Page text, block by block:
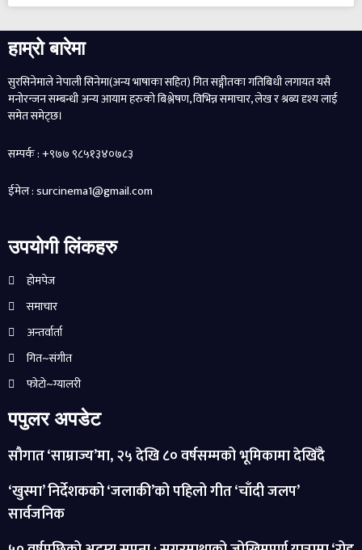
हाम्रो बारेमा
सुरसिनेमाले नेपाली सिनेमा(अन्य भाषाका सहित) गित सङ्गीतका गतिबिधी लगायत यसै
मनोरन्जन सम्बन्धी अन्य आयाम हरुको बिश्लेषण, विभिन्न समाचार, लेख र श्रब्य दृश्य लाई
समेत समेट्छ।
सम्पर्क : +९७७ ९८५१३४०७८३
ईमेल : surcinema1@gmail.com
उपयोगी लिंकहरु
होमपेज
समाचार
अन्तर्वार्ता
गित~संगीत
फोटो~ग्यालरी
पपुलर अपडेट
सौगात ‘साम्राज्य’मा, २५ देखि ८० वर्षसम्मको भूमिकामा देखिँदै
‘खुस्मा’ निर्देशकको ‘जलाकी’को पहिलो गीत ‘चाँदी जलप’
सार्वजनिक